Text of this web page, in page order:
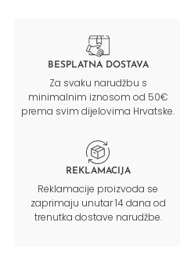
BESPLATNA DOSTAVA
Za svaku narudžbu s
minimalnim iznosom od 50€
prema svim dijelovima Hrvatske.
REKLAMACIJA
Reklamacije proizvoda se
zaprimaju unutar 14 dana od
trenutka dostave narudžbe.